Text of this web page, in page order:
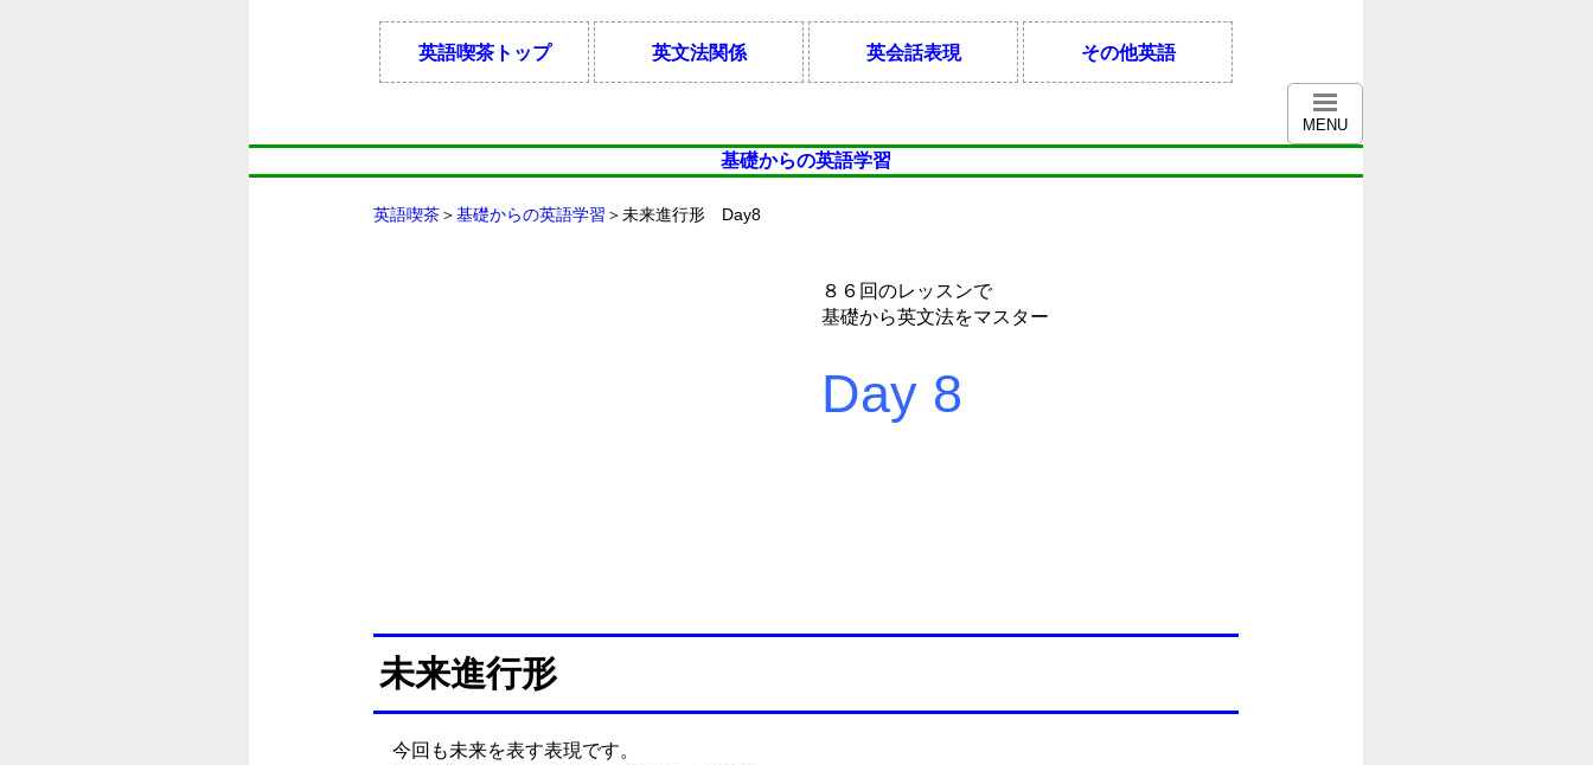
英語喫茶トップ 英文法関係 英会話表現 その他英語
MENU
基礎からの英語学習
英語喫茶＞基礎からの英語学習 ＞未来進行形 Day8
８６回のレッスンで
基礎から英文法をマスター
Day 8
未来進行形
今回も未来を表す表現です。